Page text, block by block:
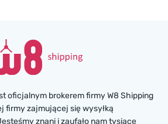
oficjalnym brokerem firmy W8 Shipping
firmy zajmującej się wysyłką
znani i zaufało nam tysiące